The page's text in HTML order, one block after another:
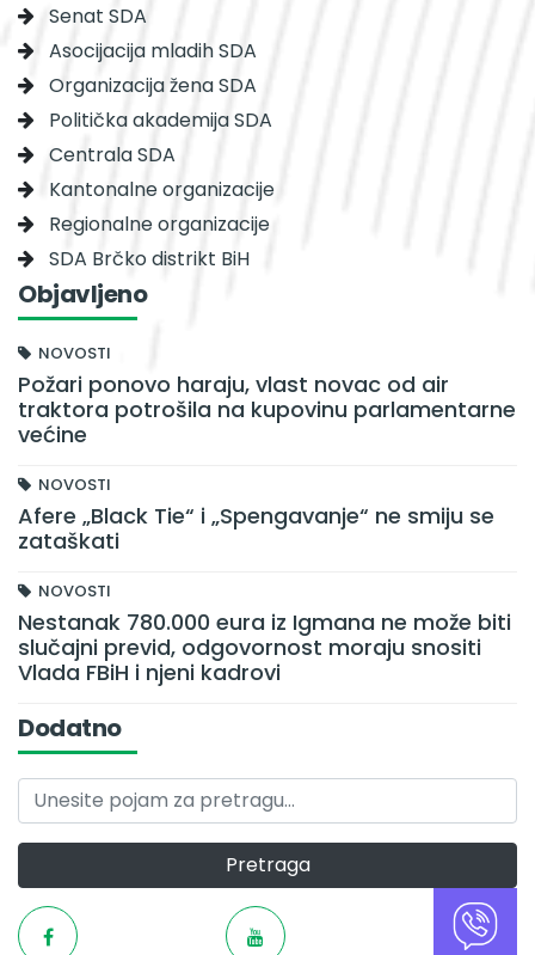
Senat SDA
Asocijacija mladih SDA
Organizacija žena SDA
Politička akademija SDA
Centrala SDA
Kantonalne organizacije
Regionalne organizacije
SDA Brčko distrikt BiH
Objavljeno
NOVOSTI
Požari ponovo haraju, vlast novac od air
traktora potrošila na kupovinu parlamentarne
većine
NOVOSTI
Afere „Black Tie“ i „Spengavanje“ ne smiju se
zataškati
NOVOSTI
Nestanak 780.000 eura iz Igmana ne može biti
slučajni previd, odgovornost moraju snositi
Vlada FBiH i njeni kadrovi
Dodatno
Pretraga